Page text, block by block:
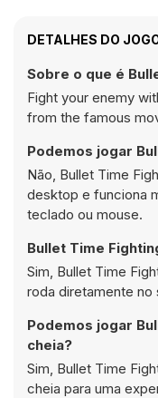
DETALHES DO
Sobre o que é
Fight your enemy
from the famous
Podemos jogar
Não, Bullet Time
desktop e funciona
teclado ou mouse.
Bullet Time
Sim, Bullet Time
roda diretamente no
Podemos jogar
cheia?
Sim, Bullet Time
cheia para uma